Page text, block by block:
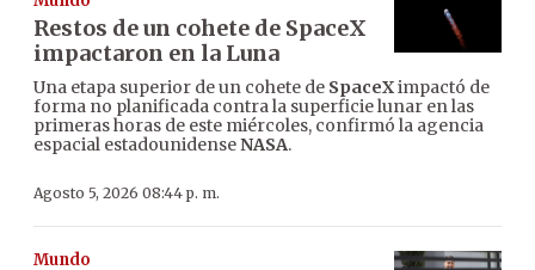
Restos de un cohete de SpaceX
impactaron en la Luna
Una etapa superior de un cohete de SpaceXimpactó de
forma no planificada contra la superficie lunar en las
primeras horas de este miércoles, confirmó la agencia
espacial estadounidenseNASA.
Agosto 5, 2026 08:44 p. m.
Mundo